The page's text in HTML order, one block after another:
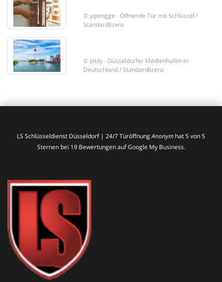
© yipengge - Öffnende Tür mit Schlüssel /
Standardlizenz
© jotily - Düsseldorfer Medienhafen in
Deutschland / Standardlizenz
LS Schlüsseldienst Düsseldorf | 24/7 TüröffnungAnonym hat5von5
Sternen bei 19Bewertungen auf Google My Business.